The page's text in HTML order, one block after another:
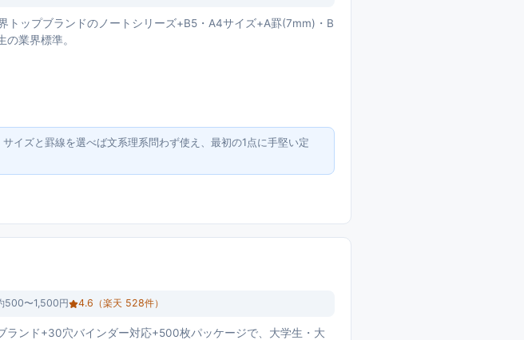
トップブランドのノートシリーズ+B5・A4サイズ+A罫(7mm)・B
業界標準。
イズと罫線を選べば文系理系問わず使え、最初の1点に手堅い定
500〜1,500円 4.6 （楽天 528件）
ンド+30穴バインダー対応+500枚パッケージで、大学生・大